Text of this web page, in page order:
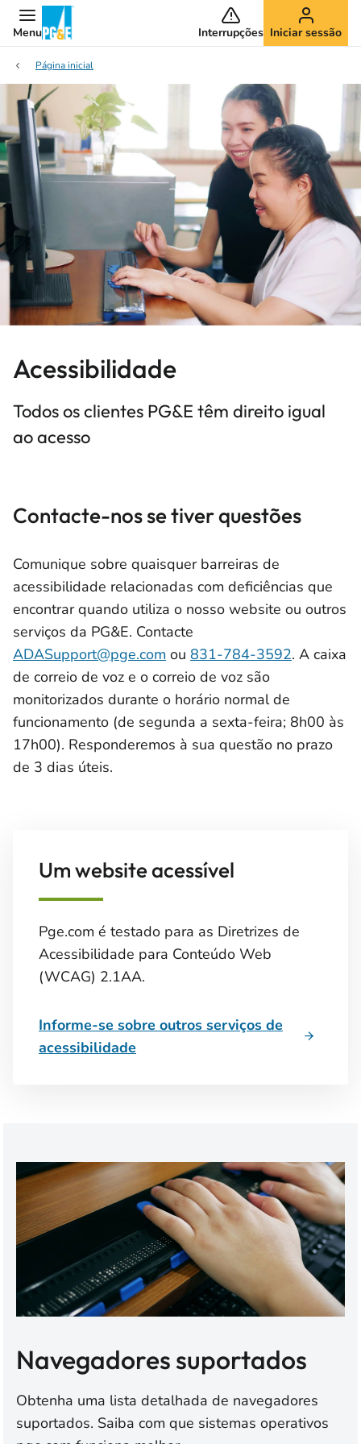
Menu Interrupções Iniciar sessão
Página inicial
Acessibilidade
Todos os clientes PG&E têm direito igual
ao acesso
Contacte-nos se tiver questões
Comunique sobre quaisquer barreiras de
acessibilidade relacionadas com deficiências que
encontrar quando utiliza o nosso website ou outros
serviços da PG&E. Contacte
ADASupport@pge.com ou 831-784-3592. A caixa
de correio de voz e o correio de voz são
monitorizados durante o horário normal de
funcionamento (de segunda a sexta-feira; 8h00 às
17h00). Responderemos à sua questão no prazo
de 3 dias úteis.
Um website acessível
Pge.com é testado para as Diretrizes de
Acessibilidade para Conteúdo Web
(WCAG) 2.1AA.
Informe-se sobre outros serviços de
acessibilidade
Navegadores suportados
Obtenha uma lista detalhada de navegadores
suportados. Saiba com que sistemas operativos